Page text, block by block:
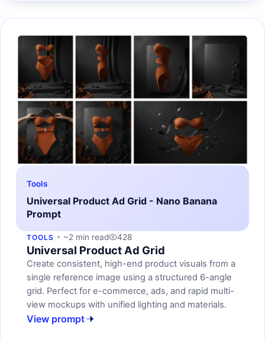
Tools
Universal Product Ad Grid - Nano Banana
Prompt
TOOLS ~2 min read 428
Universal Product Ad Grid
Create consistent, high-end product visuals from a
single reference image using a structured 6-angle
grid. Perfect for e-commerce, ads, and rapid multi-
view mockups with unified lighting and materials.
View prompt